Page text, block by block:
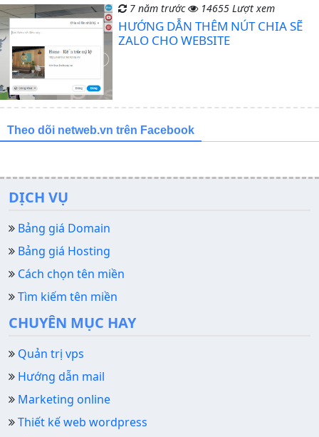
7 năm trước 14655 Lượt xem
HƯỚNG DẪN THÊM NÚT CHIA SẼ
ZALO CHO WEBSITE
Theo dõi netweb.vn trên Facebook
DỊCH VỤ
Bảng giá Domain
Bảng giá Hosting
Cách chọn tên miền
Tìm kiếm tên miền
CHUYÊN MỤC HAY
Quản trị vps
Hướng dẫn mail
Marketing online
Thiết kế web wordpress